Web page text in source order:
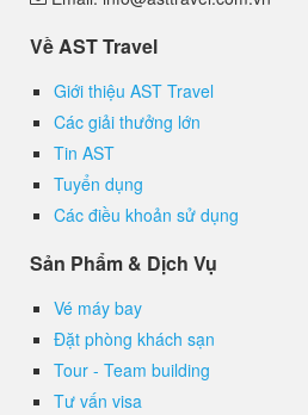
Về AST Travel
Giới thiệu AST Travel
Các giải thưởng lớn
Tin AST
Tuyển dụng
Các điều khoản sử dụng
Sản Phẩm & Dịch Vụ
Vé máy bay
Đặt phòng khách sạn
Tour - Team building
Tư vấn visa